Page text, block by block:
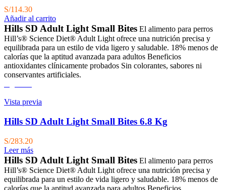
S/114.30
Añadir al carrito
Hills SD Adult Light Small Bites El alimento para perros
Hill’s® Science Diet® Adult Light ofrece una nutrición precisa y
equilibrada para un estilo de vida ligero y saludable. 18% menos de
calorías que la aptitud avanzada para adultos Beneficios
antioxidantes clínicamente probados Sin colorantes, sabores ni
conservantes artificiales.
Vista previa
Hills SD Adult Light Small Bites 6.8 Kg
S/283.20
Leer más
Hills SD Adult Light Small Bites El alimento para perros
Hill’s® Science Diet® Adult Light ofrece una nutrición precisa y
equilibrada para un estilo de vida ligero y saludable. 18% menos de
calorías que la aptitud avanzada para adultos Beneficios